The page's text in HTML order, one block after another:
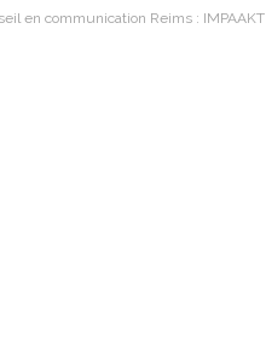
en communication Reims : IMPAAKT